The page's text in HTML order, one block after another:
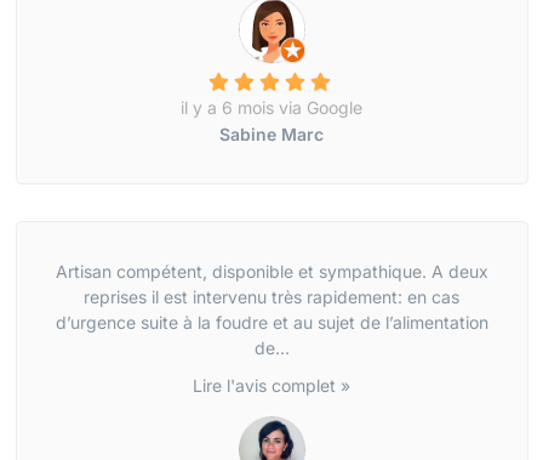
il y a 6 mois via Google
Sabine Marc
Artisan compétent, disponible et sympathique. A deux
reprises il est intervenu très rapidement: en cas
d’urgence suite à la foudre et au sujet de l’alimentation
de...
Lire l'avis complet »